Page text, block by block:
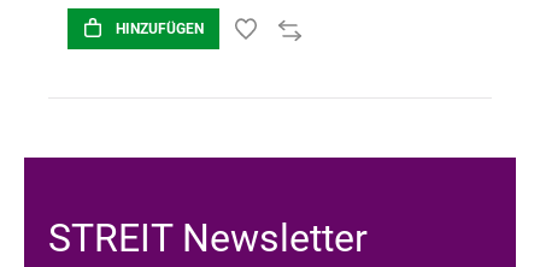
HINZUFÜGEN
STREIT Newsletter